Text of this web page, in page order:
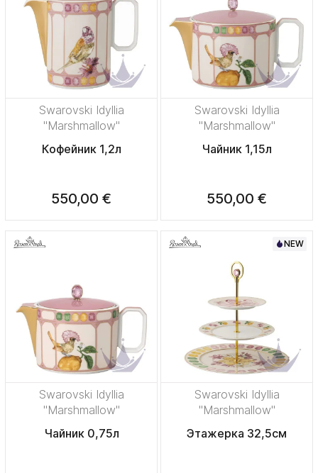
Swarovski Idyllia
"Marshmallow"
Кофейник 1,2л
550,00 €
Swarovski Idyllia
"Marshmallow"
Чайник 1,15л
550,00 €
Swarovski Idyllia
"Marshmallow"
Чайник 0,75л
NEW
Swarovski Idyllia
"Marshmallow"
Этажерка 32,5см